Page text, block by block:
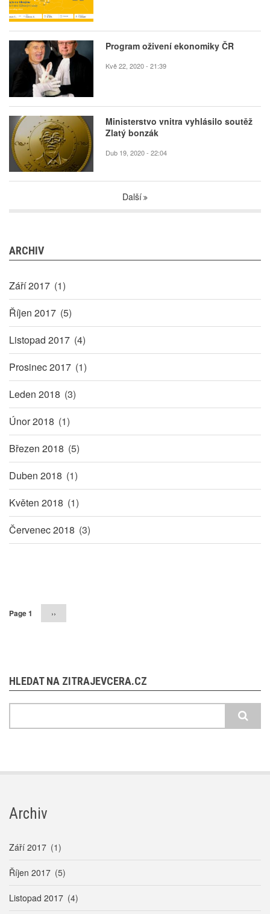
Program oživení ekonomiky ČR
Kvě 22, 2020 - 21:39
Ministerstvo vnitra vyhlásilo soutěž
Zlatý bonzák
Dub 19, 2020 - 22:04
Další
ARCHIV
Září 2017 (1)
Říjen 2017 (5)
Listopad 2017 (4)
Prosinec 2017 (1)
Leden 2018 (3)
Únor 2018 (1)
Březen 2018 (5)
Duben 2018 (1)
Květen 2018 (1)
Červenec 2018 (3)
Page 1 Následující
stránka
››
HLEDAT NA ZITRAJEVCERA.CZ
Archiv
Září 2017 (1)
Říjen 2017 (5)
Listopad 2017 (4)